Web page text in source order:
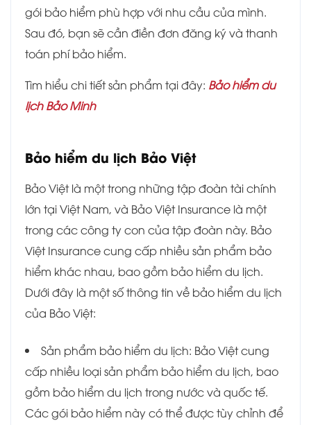
gói bảo hiểm phù hợp với nhu cầu của mình.
Sau đó, bạn sẽ cần điền đơn đăng ký và thanh
toán phí bảo hiểm.
Tìm hiểu chi tiết sản phẩm tại đây: Bảo hiểm du
lịch Bảo Minh
Bảo hiểm du lịch Bảo Việt
Bảo Việt là một trong những tập đoàn tài chính
lớn tại Việt Nam, và Bảo Việt Insurance là một
trong các công ty con của tập đoàn này. Bảo
Việt Insurance cung cấp nhiều sản phẩm bảo
hiểm khác nhau, bao gồm bảo hiểm du lịch.
Dưới đây là một số thông tin về bảo hiểm du lịch
của Bảo Việt:
Sản phẩm bảo hiểm du lịch: Bảo Việt cung
cấp nhiều loại sản phẩm bảo hiểm du lịch, bao
gồm bảo hiểm du lịch trong nước và quốc tế.
Các gói bảo hiểm này có thể được tùy chỉnh để